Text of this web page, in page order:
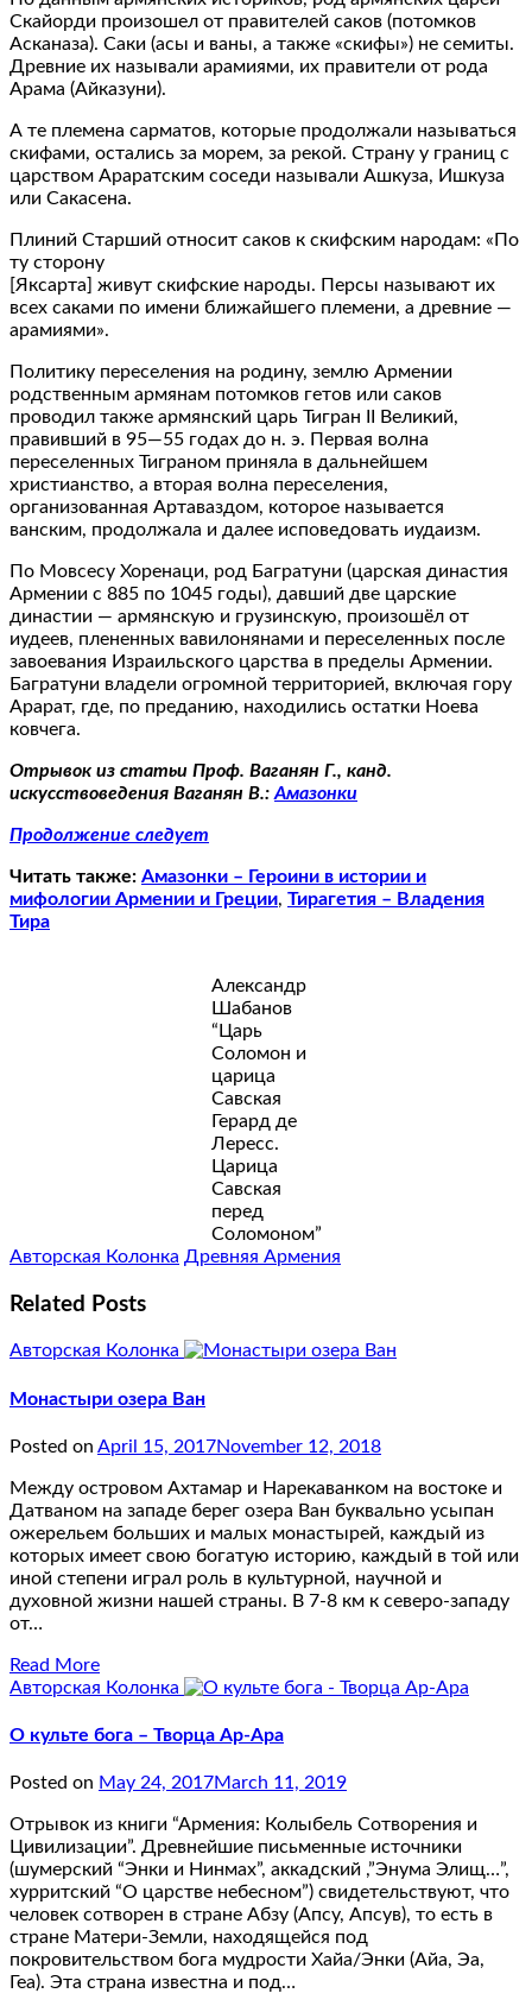
Скайорди произошел от правителей саков (потомков
Асканаза). Саки (асы и ваны, а также «скифы») не семиты.
Древние их называли арамиями, их правители от рода
Арама (Айказуни).
А те племена сарматов, которые продолжали называться
скифами, остались за морем, за рекой. Страну у границ с
царством Араратским соседи называли Ашкуза, Ишкуза
или Сакасена.
Плиний Старший относит саков к скифским народам: «По
ту сторону
[Яксарта] живут скифские народы. Персы называют их
всех саками по имени ближайшего племени, а древние —
арамиями».
Политику переселения на родину, землю Армении
родственным армянам потомков гетов или саков
проводил также армянский царь Тигран II Великий,
правивший в 95—55 годах до н. э. Первая волна
переселенных Тиграном приняла в дальнейшем
христианство, а вторая волна переселения,
организованная Артаваздом, которое называется
ванским, продолжала и далее исповедовать иудаизм.
По Мовсесу Хоренаци, род Багратуни (царская династия
Армении с 885 по 1045 годы), давший две царские
династии — армянскую и грузинскую, произошёл от
иудеев, плененных вавилонянами и переселенных после
завоевания Израильского царства в пределы Армении.
Багратуни владели огромной территорией, включая гору
Арарат, где, по преданию, находились остатки Ноева
ковчега.
Отрывок из статьи Проф. Ваганян Г., канд.
искусствоведения Ваганян В.: Амазонки
Продолжение следует
Читать также: Амазонки – Героини в истории и
мифологии Армении и Греции, Тирагетия – Владения
Тира
Александр
Шабанов
“Царь
Соломон и
царица
Савская
Герард де
Лересс.
Царица
Савская
перед
Соломоном”
Авторская Колонка Древняя Армения
Related Posts
Авторская Колонка
Монастыри озера Ван
Posted on April 15, 2017November 12, 2018
Между островом Ахтамар и Нарекаванком на востоке и
Датваном на западе берег озера Ван буквально усыпан
ожерельем больших и малых монастырей, каждый из
которых имеет свою богатую историю, каждый в той или
иной степени играл роль в культурной, научной и
духовной жизни нашей страны. В 7-8 км к северо-западу
от…
Read More
Авторская Колонка
О культе бога – Творца Ар-Ара
Posted on May 24, 2017March 11, 2019
Отрывок из книги “Армения: Колыбель Сотворения и
Цивилизации”. Древнейшие письменные источники
(шумерский “Энки и Нинмах”, аккадский ,”Энума Элищ…”,
хурритский “О царстве небесном”) свидетельствуют, что
человек сотворен в стране Абзу (Апсу, Апсув), то есть в
стране Матери-Земли, находящейся под
покровительством бога мудрости Хайа/Энки (Айа, Эа,
Геа). Эта страна известна и под…